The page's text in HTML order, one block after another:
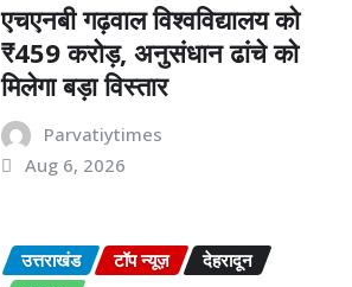
एचएनबी गढ़वाल विश्वविद्यालय को
₹459 करोड़, अनुसंधान ढांचे को
मिलेगा बड़ा विस्तार
Parvatiytimes
Aug 6, 2026
उत्तराखंड टॉप न्यूज़
देहरादून